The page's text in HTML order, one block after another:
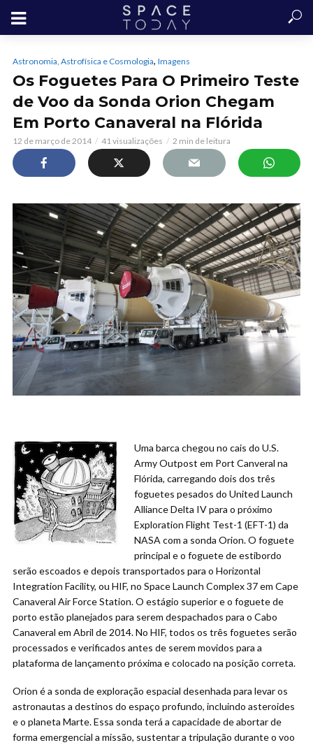
Astronomia, Astrofísica e Cosmologia, Imagens
Os Foguetes Para O Primeiro Teste
de Voo da Sonda Orion Chegam
Em Porto Canaveral na Flórida
12 de março de 2014 41 visualizações 2 min de leitura
Uma barca chegou no cais do U.S.
Army Outpost em Port Canveral na
Flórida, carregando dois dos três
foguetes pesados do United Launch
Alliance Delta IV para o próximo
Exploration Flight Test-1 (EFT-1) da
NASA com a sonda Orion. O foguete
principal e o foguete de estibordo
serão escoados e depois transportados para o Horizontal
Integration Facility, ou HIF, no Space Launch Complex 37 em Cape
Canaveral Air Force Station. O estágio superior e o foguete de
porto estão planejados para serem despachados para o Cabo
Canaveral em Abril de 2014. No HIF, todos os três foguetes serão
processados e verificados antes de serem movidos para a
plataforma de lançamento próxima e colocado na posição correta.
Orion é a sonda de exploração espacial desenhada para levar os
astronautas a destinos do espaço profundo, incluindo asteroides
e o planeta Marte. Essa sonda terá a capacidade de abortar de
forma emergencial a missão, sustentar a tripulação durante o voo